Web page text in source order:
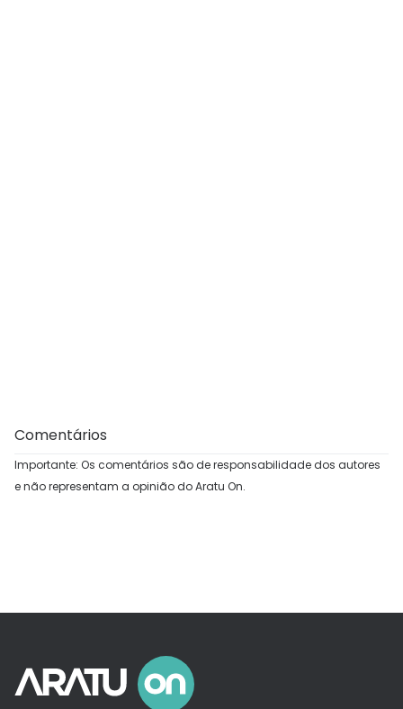
Comentários
Importante: Os comentários são de responsabilidade dos autores
e não representam a opinião do Aratu On.